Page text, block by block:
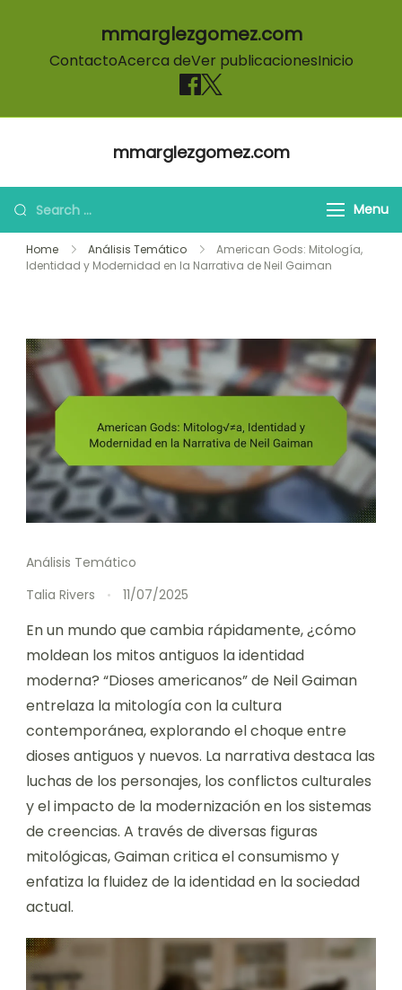
mmarglezgomez.com
ContactoAcerca deVer publicacionesInicio
mmarglezgomez.com
Search for: Menu
Home Análisis Temático
American Gods: Mitología,
Identidad y Modernidad en la Narrativa de Neil Gaiman
Análisis Temático
Talia Rivers
11/07/2025
En un mundo que cambia rápidamente, ¿cómo
moldean los mitos antiguos la identidad
moderna? “Dioses americanos” de Neil Gaiman
entrelaza la mitología con la cultura
contemporánea, explorando el choque entre
dioses antiguos y nuevos. La narrativa destaca las
luchas de los personajes, los conflictos culturales
y el impacto de la modernización en los sistemas
de creencias. A través de diversas figuras
mitológicas, Gaiman critica el consumismo y
enfatiza la fluidez de la identidad en la sociedad
actual.